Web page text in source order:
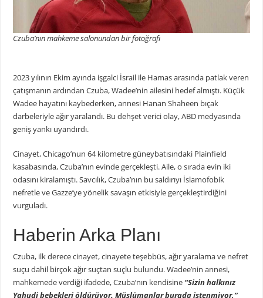
Czuba’nın mahkeme salonundan bir fotoğrafı
2023 yılının Ekim ayında işgalci İsrail ile Hamas arasında patlak veren
çatışmanın ardından Czuba, Wadee’nin ailesini hedef almıştı. Küçük
Wadee hayatını kaybederken, annesi Hanan Shaheen bıçak
darbeleriyle ağır yaralandı. Bu dehşet verici olay, ABD medyasında
geniş yankı uyandırdı.
Cinayet, Chicago’nun 64 kilometre güneybatısındaki Plainfield
kasabasında, Czuba’nın evinde gerçekleşti. Aile, o sırada evin iki
odasını kiralamıştı. Savcılık, Czuba’nın bu saldırıyı İslamofobik
nefretle ve Gazze’ye yönelik savaşın etkisiyle gerçekleştirdiğini
vurguladı.
Haberin Arka Planı
Czuba, ilk derece cinayet, cinayete teşebbüs, ağır yaralama ve nefret
suçu dahil birçok ağır suçtan suçlu bulundu. Wadee’nin annesi,
mahkemede verdiği ifadede, Czuba’nın kendisine “Sizin halkınız
Yahudi bebekleri öldürüyor. Müslümanlar burada istenmiyor,”